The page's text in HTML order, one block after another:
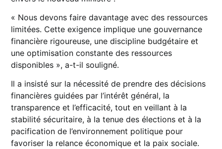
« Nous devons faire davantage avec des ressources
limitées. Cette exigence implique une gouvernance
financière rigoureuse, une discipline budgétaire et
une optimisation constante des ressources
disponibles », a-t-il souligné.
Il a insisté sur la nécessité de prendre des décisions
financières guidées par l’intérêt général, la
transparence et l’efficacité, tout en veillant à la
stabilité sécuritaire, à la tenue des élections et à la
pacification de l’environnement politique pour
favoriser la relance économique et la paix sociale.